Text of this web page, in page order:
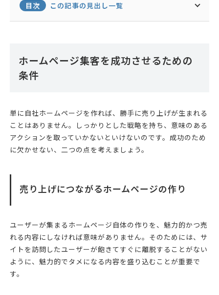
目次 この記事の見出し一覧
ホームページ集客を成功させるための
条件
単に自社ホームページを作れば、勝手に売り上げが生まれる
ことはありません。しっかりとした戦略を持ち、意味のある
アクションを取っていかないといけないのです。成功のため
に欠かせない、二つの点を考えましょう。
売り上げにつながるホームページの作り
ユーザーが集まるホームページ自体の作りを、魅力的かつ売
れる内容にしなければ意味がありません。そのためには、サ
イトを訪問したユーザーが飽きてすぐに離脱することがない
ように、魅力的でタメになる内容を盛り込むことが重要で
す。